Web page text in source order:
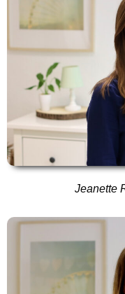
Jeanette